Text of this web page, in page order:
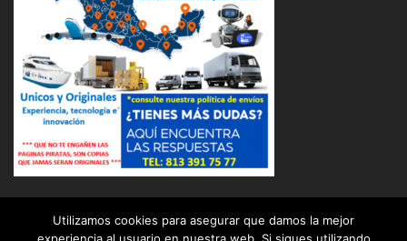
Utilizamos cookies para asegurar que damos la mejor